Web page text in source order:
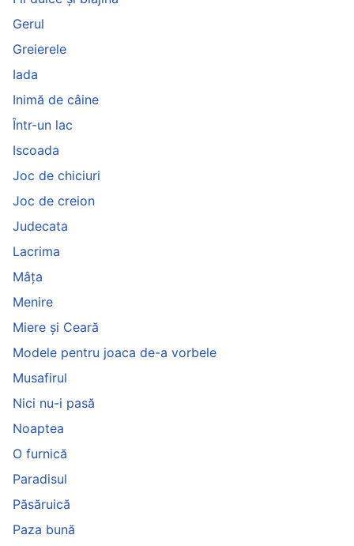
Gerul
Greierele
Iada
Inimă de câine
Într-un lac
Iscoada
Joc de chiciuri
Joc de creion
Judecata
Lacrima
Mâța
Menire
Miere și Ceară
Modele pentru joaca de-a vorbele
Musafirul
Nici nu-i pasă
Noaptea
O furnică
Paradisul
Păsăruică
Paza bună